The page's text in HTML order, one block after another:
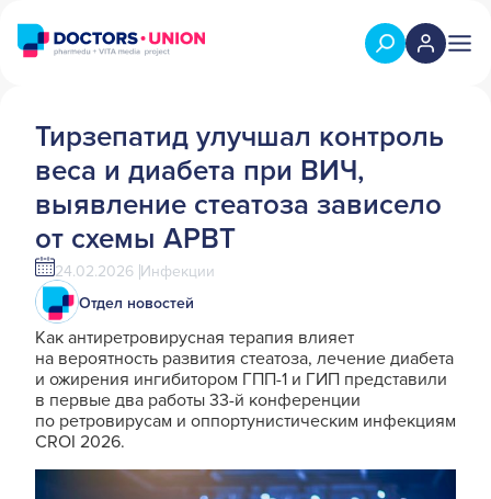
Тирзепатид улучшал контроль
веса и диабета при ВИЧ,
выявление стеатоза зависело
от схемы АРВТ
24.02.2026 Инфекции
Отдел новостей
Как антиретровирусная терапия влияет
на вероятность развития стеатоза, лечение диабета
и ожирения ингибитором ГПП-1 и ГИП представили
в первые два работы 33-й конференции
по ретровирусам и оппортунистическим инфекциям
CROI 2026.